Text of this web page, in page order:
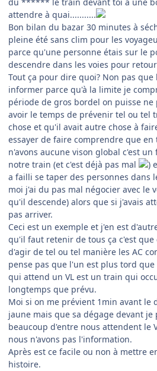
attendre à quai...........
Bon bilan du bazar 30 minutes à
pleine été sans clim pour les
parce qu'une personne étais sur le
descendre dans les voies pour
Tout ça pour dire quoi? Non pas
informer parce qu'à la limite je
période de gros bordel on puisse
avoir le temps de prévenir tel ou tel
chose et qu'il avait autre chose à
essayer de faire comprendre que en
n'avons aucune vison global c'est
notre train (et c'est déjà pas mal
)
a failli se taper des personnes dans
moi j'ai du pas mal négocier avec le
qu'il descende) alors que si j'avais
pas arriver.
Ceci est un exemple et j'en est
qu'il faut retenir de tous ça c'est que
d'agir de tel ou tel manière les AC
pense pas que l'un est plus tord
qui attend un VL est un train qui
longtemps que prévu.
Moi si on me prévient 1min avant le
jaune mais que sa dégage devant je
beaucoup d'entre nous attendent le
nous n'avons pas l'information.
Après est ce facile ou non à mettre
histoire.